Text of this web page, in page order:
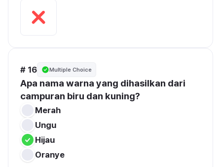
# 16 Multiple Choice
Apa nama warna yang dihasilkan dari
campuran biru dan kuning?
Merah
Ungu
Hijau
Oranye